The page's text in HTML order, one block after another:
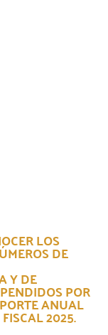
LOS
DE
Y DE
POR
ANUAL
2025.